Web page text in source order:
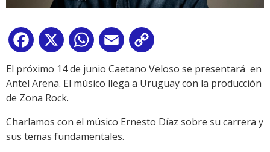
Facebook
X WhatsApp
Email
Link
El próximo 14 de junio Caetano Veloso se presentará en
Antel Arena. El músico llega a Uruguay con la producción
de Zona Rock.
Charlamos con el músico Ernesto Díaz sobre su carrera y
sus temas fundamentales.